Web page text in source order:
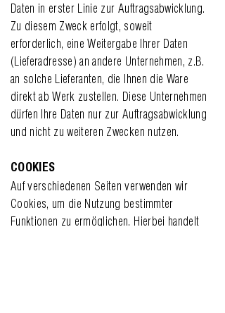
Daten in erster Linie zur Auftragsabwicklung.
Zu diesem Zweck erfolgt, soweit
erforderlich, eine Weitergabe Ihrer Daten
(Lieferadresse) an andere Unternehmen, z.B.
an solche Lieferanten, die Ihnen die Ware
direkt ab Werk zustellen. Diese Unternehmen
dürfen Ihre Daten nur zur Auftragsabwicklung
und nicht zu weiteren Zwecken nutzen.
COOKIES
Auf verschiedenen Seiten verwenden wir
Cookies, um die Nutzung bestimmter
Funktionen zu ermöglichen. Hierbei handelt